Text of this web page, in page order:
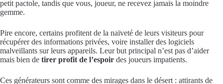
petit pactole, tandis que vous, joueur, ne recevez jamais la moindre
gemme.
Pire encore, certains profitent de la naïveté de leurs visiteurs pour
récupérer des informations privées, voire installer des logiciels
malveillants sur leurs appareils. Leur but principal n’est pas d’aider
mais bien de tirer profit de l’espoir des joueurs impatients.
Ces générateurs sont comme des mirages dans le désert : attirants de